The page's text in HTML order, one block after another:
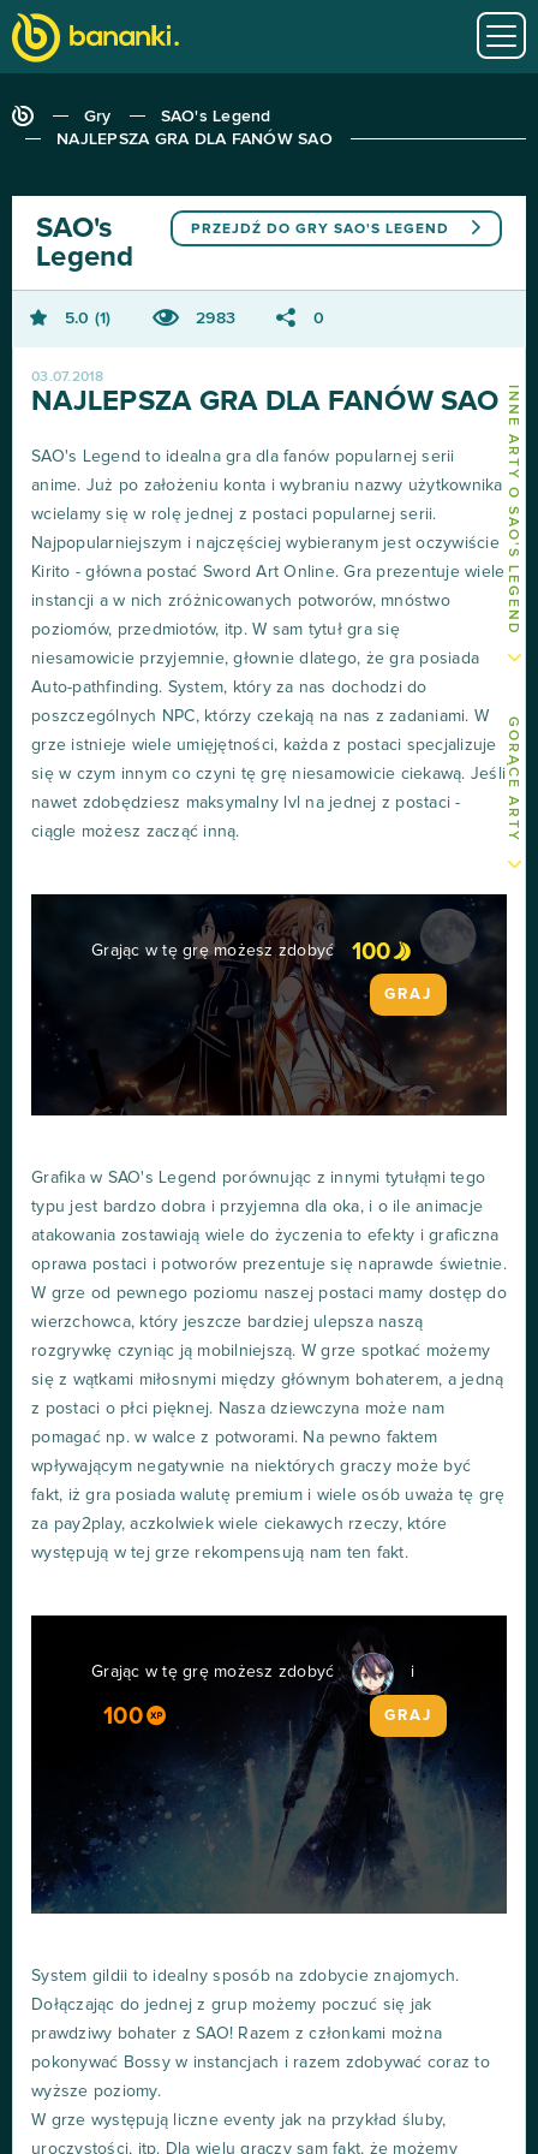
Gry
SAO's Legend
NAJLEPSZA GRA DLA FANÓW SAO
INNE ARTY O SAO'S LEGEND
GORĄCE ARTY
PRZEJDŹ DO GRY SAO'S LEGEND
SAO's
Legend
5.0 1 2983 0
03.07.2018
NAJLEPSZA GRA DLA FANÓW SAO
SAO's Legend to idealna gra dla fanów popularnej serii
anime. Już po założeniu konta i wybraniu nazwy użytkownika
wcielamy się w rolę jednej z postaci popularnej serii.
Najpopularniejszym i najczęściej wybieranym jest oczywiście
Kirito - główna postać Sword Art Online. Gra prezentuje wiele
instancji a w nich zróżnicowanych potworów, mnóstwo
poziomów, przedmiotów, itp. W sam tytuł gra się
niesamowicie przyjemnie, głownie dlatego, że gra posiada
Auto-pathfinding. System, który za nas dochodzi do
poszczególnych NPC, którzy czekają na nas z zadaniami. W
grze istnieje wiele umięjętności, każda z postaci specjalizuje
się w czym innym co czyni tę grę niesamowicie ciekawą. Jeśli
nawet zdobędziesz maksymalny lvl na jednej z postaci -
ciągle możesz zacząć inną.
Grając w tę grę możesz zdobyć 100
GRAJ
Grafika w SAO's Legend porównując z innymi tytułąmi tego
typu jest bardzo dobra i przyjemna dla oka, i o ile animacje
atakowania zostawiają wiele do życzenia to efekty i graficzna
oprawa postaci i potworów prezentuje się naprawde świetnie.
W grze od pewnego poziomu naszej postaci mamy dostęp do
wierzchowca, który jeszcze bardziej ulepsza naszą
rozgrywkę czyniąc ją mobilniejszą. W grze spotkać możemy
się z wątkami miłosnymi między głównym bohaterem, a jedną
z postaci o płci pięknej. Nasza dziewczyna może nam
pomagać np. w walce z potworami. Na pewno faktem
wpływającym negatywnie na niektórych graczy może być
fakt, iż gra posiada walutę premium i wiele osób uważa tę grę
za pay2play, aczkolwiek wiele ciekawych rzeczy, które
występują w tej grze rekompensują nam ten fakt.
Grając w tę grę możesz zdobyć i
100 GRAJ
System gildii to idealny sposób na zdobycie znajomych.
Dołączając do jednej z grup możemy poczuć się jak
prawdziwy bohater z SAO! Razem z członkami można
pokonywać Bossy w instancjach i razem zdobywać coraz to
wyższe poziomy.
W grze występują liczne eventy jak na przykład śluby,
uroczystości, itp. Dla wielu graczy sam fakt, że możemy